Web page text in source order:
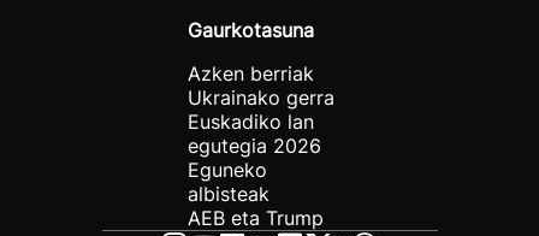
Gaurkotasuna
Azken berriak
Ukrainako gerra
Euskadiko lan
egutegia 2026
Eguneko
albisteak
AEB eta Trump